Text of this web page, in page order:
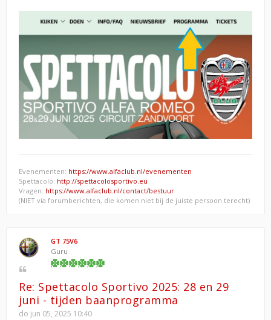
Evenementen: https://www.alfaclub.nl/evenementen
Spettacolo: http://spettacolosportivo.eu
Vragen: https://www.alfaclub.nl/contact/bestuur
(NIET via forumberichten, die komen niet bij de juiste persoon terecht)
GT 75V6
Guru
Re: Spettacolo Sportivo 2025: 28 en 29
juni - tijden baanprogramma
do jun 05, 2025 10:40